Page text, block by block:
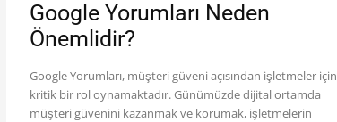
Google Yorumları Neden
Önemlidir?
Google Yorumları, müşteri güveni açısından işletmeler için
kritik bir rol oynamaktadır. Günümüzde dijital ortamda
müşteri güvenini kazanmak ve korumak, işletmelerin